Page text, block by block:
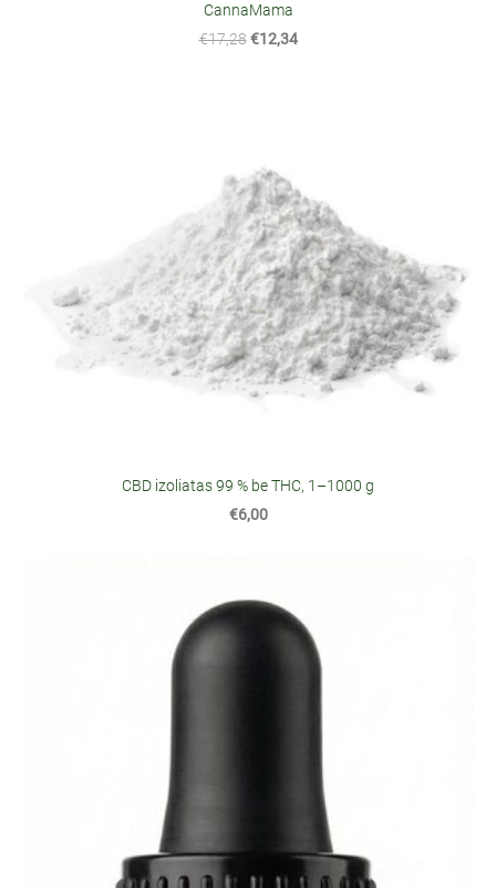
CannaMama
€17,28 €12,34
CBD izoliatas 99 % be THC, 1–1000 g
€6,00